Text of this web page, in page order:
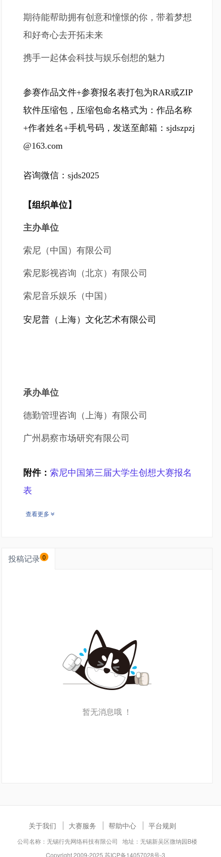
期待能帮助拥有创意和憧憬的你，带着梦想
和好奇心去开拓未来
携手一起体会科技与娱乐创想的魅力
参赛作品文件+参赛报名表打包为RAR或ZIP
软件压缩包，压缩包命名格式为：作品名称
+作者姓名+手机号码，发送至邮箱：sjdszpzj
@163.com
咨询微信：sjds2025
【组织单位】
主办单位
索尼（中国）有限公司
索尼影视咨询（北京）有限公司
索尼音乐娱乐（中国）
安尼普（上海）文化艺术有限公司
承办单位
德勤管理咨询（上海）有限公司
广州易察市场研究有限公司
附件： 索尼中国第三届大学生创想大赛报名
表
查看更多
投稿记录 0
暂无消息哦 ！
关于我们 大赛服务 帮助中心 平台规则
公司名称：无锡行先网络科技有限公司 地址：无锡新吴区微纳园B楼
Copyright 2009-2025 苏ICP备14057028号-3